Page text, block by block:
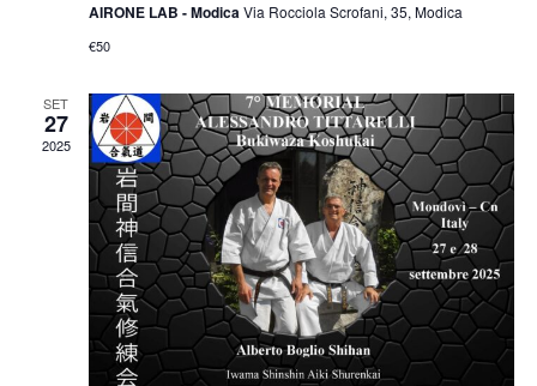
AIRONE LAB - ModicaVia Rocciola Scrofani, 35, Modica
€50
SET
27
2025